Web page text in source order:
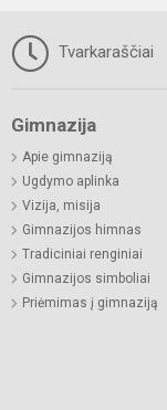
Tvarkaraščiai
Gimnazija
Apie gimnaziją
Ugdymo aplinka
Vizija, misija
Gimnazijos himnas
Tradiciniai renginiai
Gimnazijos simboliai
Priėmimas į gimnaziją